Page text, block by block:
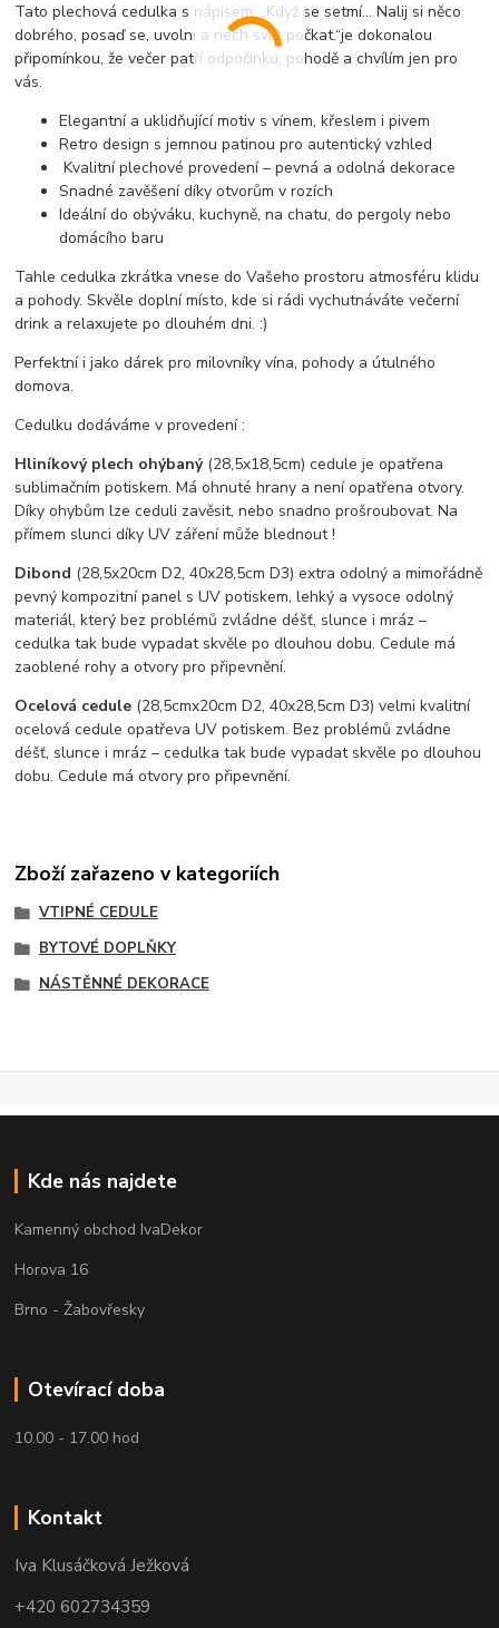
Tato plechová cedulka s nápisem:„Když se setmí… Nalij si něco
dobrého, posaď se, uvolni a nech svět počkat.“je dokonalou
připomínkou, že večer patří odpočinku, pohodě a chvílím jen pro
vás.
Elegantní a uklidňující motiv s vínem, křeslem i pivem
Retro design s jemnou patinou pro autentický vzhled
Kvalitní plechové provedení – pevná a odolná dekorace
Snadné zavěšení díky otvorům v rozích
Ideální do obýváku, kuchyně, na chatu, do pergoly nebo
domácího baru
Tahle cedulka zkrátka vnese do Vašeho prostoru atmosféru klidu
a pohody. Skvěle doplní místo, kde si rádi vychutnáváte večerní
drink a relaxujete po dlouhém dni. :)
Perfektní i jako dárek pro milovníky vína, pohody a útulného
domova.
Cedulku dodáváme v provedení :
Hliníkový plech ohýbaný (28,5x18,5cm) cedule je opatřena
sublimačním potiskem. Má ohnuté hrany a není opatřena otvory.
Díky ohybům lze ceduli zavěsit, nebo snadno prošroubovat. Na
přímem slunci díky UV záření může blednout !
Dibond (28,5x20cm D2, 40x28,5cm D3) extra odolný a mimořádně
pevný kompozitní panel s UV potiskem, lehký a vysoce odolný
materiál, který bez problémů zvládne déšť, slunce i mráz –
cedulka tak bude vypadat skvěle po dlouhou dobu. Cedule má
zaoblené rohy a otvory pro připevnění.
Ocelová cedule (28,5cmx20cm D2, 40x28,5cm D3) velmi kvalitní
ocelová cedule opatřeva UV potiskem. Bez problémů zvládne
déšť, slunce i mráz – cedulka tak bude vypadat skvěle po dlouhou
dobu. Cedule má otvory pro připevnění.
Zboží zařazeno v kategoriích
VTIPNÉ CEDULE
BYTOVÉ DOPLŇKY
NÁSTĚNNÉ DEKORACE
Kde nás najdete
Kamenný obchod IvaDekor
Horova 16
Brno - Žabovřesky
Otevírací doba
10.00 - 17.00 hod
Kontakt
Iva Klusáčková Ježková
+420 602734359